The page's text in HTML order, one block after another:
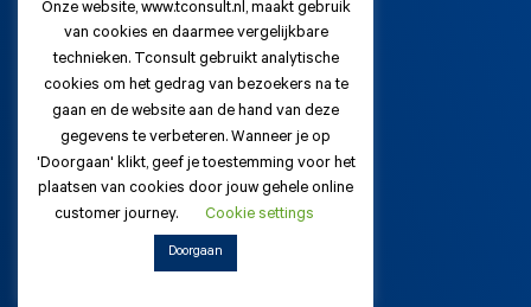
contact@tconsult.nl
Onze website, www.tconsult.nl, maakt gebruik
van cookies en daarmee vergelijkbare
technieken. Tconsult gebruikt analytische
cookies om het gedrag van bezoekers na te
gaan en de website aan de hand van deze
gegevens te verbeteren. Wanneer je op
'Doorgaan' klikt, geef je toestemming voor het
plaatsen van cookies door jouw gehele online
customer journey.
Cookie settings
Doorgaan